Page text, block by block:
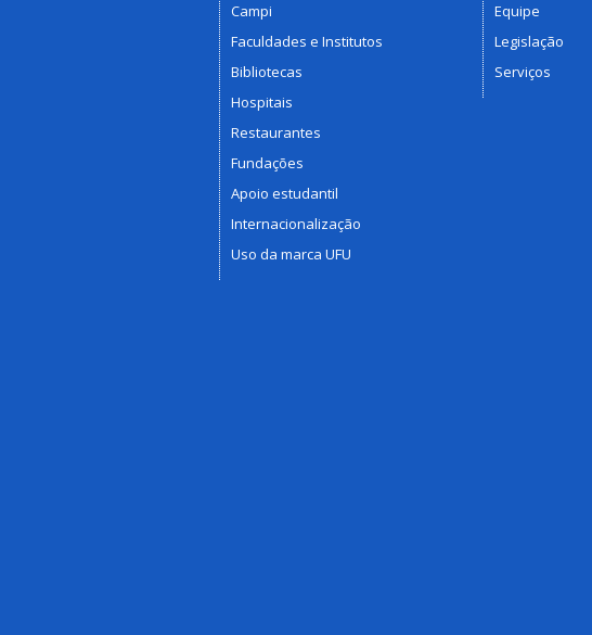
Campi
Faculdades e Institutos
Bibliotecas
Hospitais
Restaurantes
Fundações
Apoio estudantil
Internacionalização
Uso da marca UFU
Equipe
Legislação
Serviços